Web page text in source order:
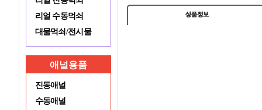
리얼 수동먹쇠
대물먹쇠/전시물
애널용품
진동애널
수동애널